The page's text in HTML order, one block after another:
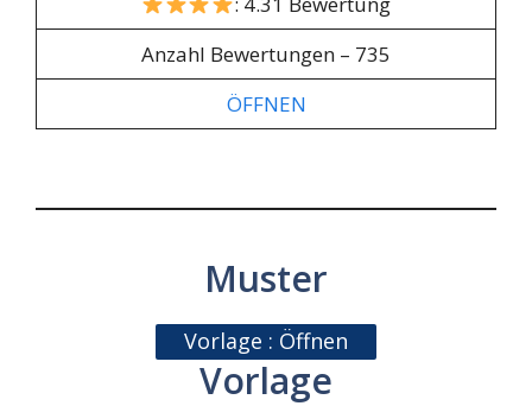
Anzahl Bewertungen – 735
ÖFFNEN
Muster
Vorlage : Öffnen
Vorlage